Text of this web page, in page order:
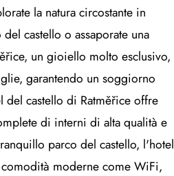
la natura circostante in
castello o assaporate una
un gioiello molto esclusivo,
garantendo un soggiorno
castello di Ratměřice offre
di interni di alta qualità e
parco del castello, l'hotel
moderne come WiFi,